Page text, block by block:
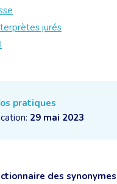
pratiques
29 mai 2023
des synonymes
jurés